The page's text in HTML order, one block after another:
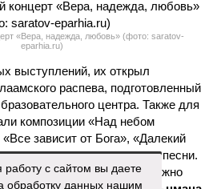
«Вера, надежда, любовь» (фото: saratov-
eparhia.ru)
выступлений, их открыл
распева, подготовленный
центра. Также для
композиции «Над небом
зависит от Бога», «Далекий
– это наши дети» и другие песни.
все участники дружно
с сайтом вы даете
обработку данных нашим